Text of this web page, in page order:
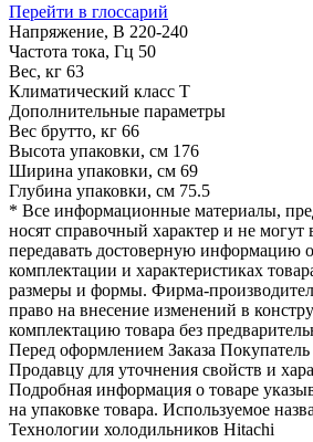
Перейти в глоссарий
Напряжение, В 220-240
Частота тока, Гц 50
Вес, кг 63
Климатический класс T
Дополнительные параметры
Вес брутто, кг 66
Высота упаковки, см 176
Ширина упаковки, см 69
Глубина упаковки, см 75.5
* Все информационные материалы,
носят справочный характер и не могут
передавать достоверную информацию
комплектации и характеристиках
размеры и формы. Фирма-
право на внесение изменений в
комплектацию товара без
Перед оформлением Заказа
Продавцу для уточнения свойств и
Подробная информация о товаре
на упаковке товара. Используемое
Технологии холодильников Hitachi